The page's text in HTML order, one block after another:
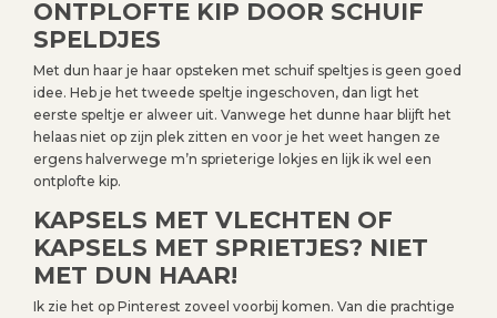
ONTPLOFTE KIP DOOR SCHUIF
SPELDJES
Met dun haar je haar opsteken met schuif speltjes is geen goed
idee. Heb je het tweede speltje ingeschoven, dan ligt het
eerste speltje er alweer uit. Vanwege het dunne haar blijft het
helaas niet op zijn plek zitten en voor je het weet hangen ze
ergens halverwege m’n sprieterige lokjes en lijk ik wel een
ontplofte kip.
KAPSELS MET VLECHTEN OF
KAPSELS MET SPRIETJES? NIET
MET DUN HAAR!
Ik zie het op Pinterest zoveel voorbij komen. Van die prachtige